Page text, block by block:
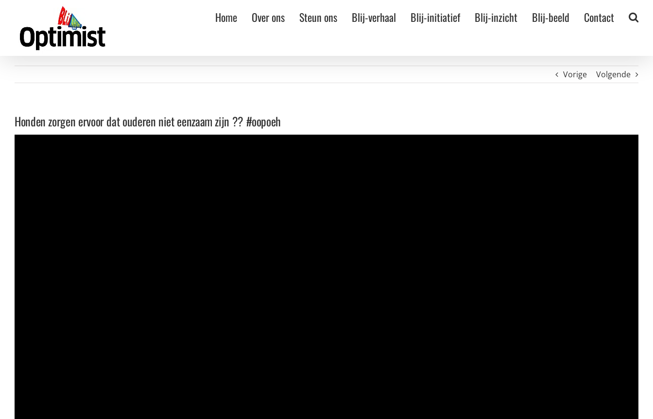
inhoud
Home Over ons Steun ons Blij-verhaal Blij-initiatief Blij-inzicht Blij-beeld Contact
Vorige Volgende
Honden zorgen ervoor dat ouderen niet eenzaam zijn ?? #oopoeh